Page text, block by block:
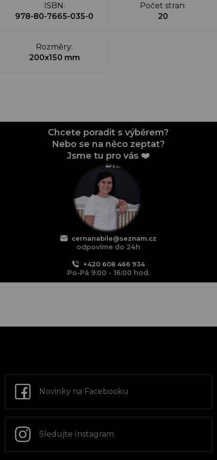
ISBN:
978-80-7665-035-0
Počet stran:
20
Rozměry:
200x150 mm
Chcete poradit s výběrem?
Nebo se na něco zeptat?
Jsme tu pro vás ❤️
cernanabile@seznam.cz
odpovíme do 24h
+420 608 466 934
Po-Pá 9:00 - 16:00 hod.
a
Novinky na Facebooku
Sledujte Instagram